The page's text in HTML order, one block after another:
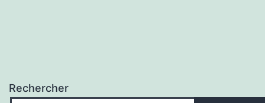
Rechercher